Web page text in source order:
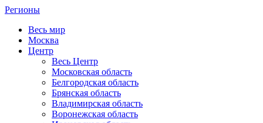
Регионы
Весь мир
Москва
Центр
Весь Центр
Московская область
Белгородская область
Брянская область
Владимирская область
Воронежская область